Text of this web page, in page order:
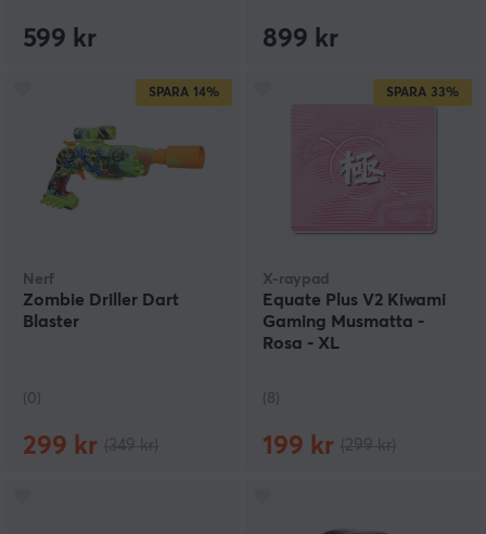
599 kr 899 kr
SPARA 14%
Nerf
Zombie Driller Dart
Blaster
(0)
299 kr
SPARA 33%
X-raypad
Equate Plus V2 Kiwami
Gaming Musmatta -
Rosa - XL
(8)
199 kr